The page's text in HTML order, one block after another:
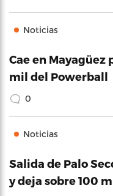
Noticias
Cae en
mil del Powerball
0
Noticias
Salida de Palo
y deja sobre 100